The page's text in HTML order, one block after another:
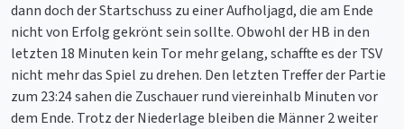
dann doch der Startschuss zu einer Aufholjagd, die am Ende
nicht von Erfolg gekrönt sein sollte. Obwohl der HB in den
letzten 18 Minuten kein Tor mehr gelang, schaffte es der TSV
nicht mehr das Spiel zu drehen. Den letzten Treffer der Partie
zum 23:24 sahen die Zuschauer rund viereinhalb Minuten vor
dem Ende. Trotz der Niederlage bleiben die Männer 2 weiter